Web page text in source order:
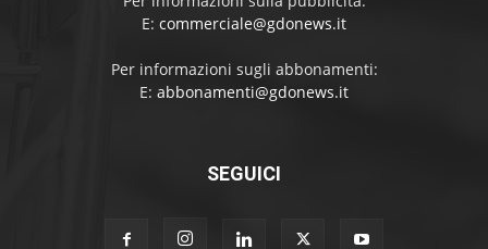
E: commerciale@gdonews.it
Per informazioni sugli abbonamenti:
E: abbonamenti@gdonews.it
SEGUICI